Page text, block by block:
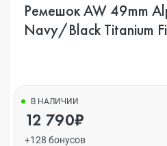
Ремешок AW 49mm
Navy/Black Titanium
В НАЛИЧИИ
12 790₽
+128 бонусов